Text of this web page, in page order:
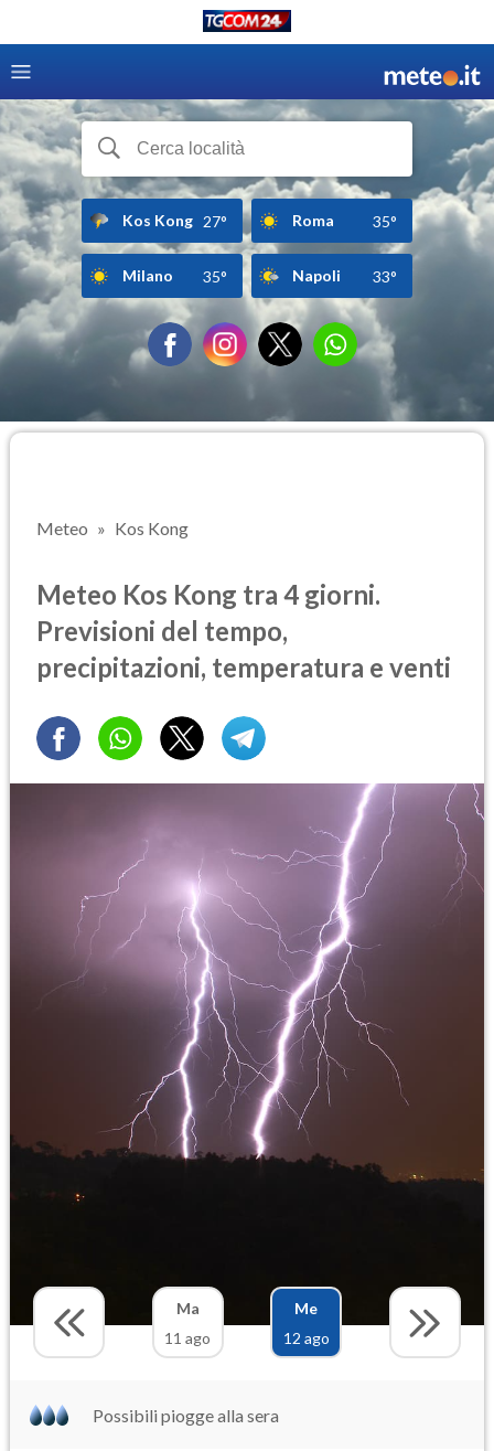
Kos Kong 27° Roma 35°
Milano 35° Napoli 33°
Meteo Kos Kong
Meteo Kos Kong tra 4 giorni.
Previsioni del tempo,
precipitazioni, temperatura e venti
Ma
11 ago
Me
12 ago
Possibili piogge alla sera